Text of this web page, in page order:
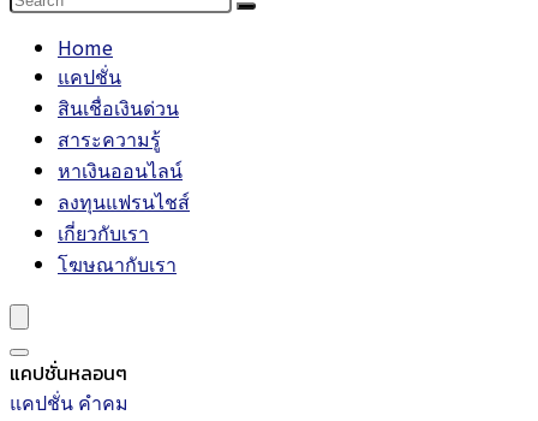
Home
แคปชั่น
สินเชื่อเงินด่วน
สาระความรู้
หาเงินออนไลน์
ลงทุนแฟรนไชส์
เกี่ยวกับเรา
โฆษณากับเรา
แคปชั่นหลอนๆ
แคปชั่น คำคม